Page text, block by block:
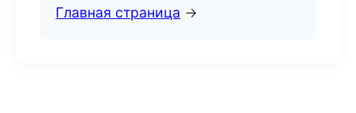
Главная страница →